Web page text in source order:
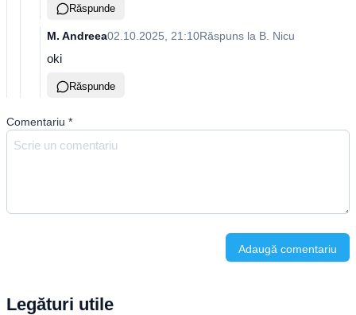
Răspunde
M. Andreea02.10.2025, 21:10Răspuns la B. Nicu
oki
Răspunde
Comentariu *
Adaugă comentariu
Legături utile